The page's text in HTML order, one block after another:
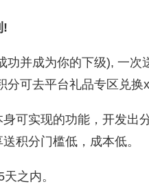
!
功并成为你的下级), 一
分可去平台礼品专区兑
可实现的功能，开发出
积分门槛低，成本低。
之内。